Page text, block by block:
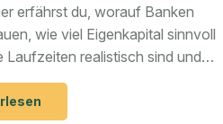
erfährst du, worauf Banken
wie viel Eigenkapital sinnvoll
Laufzeiten realistisch sind und
es gibt.